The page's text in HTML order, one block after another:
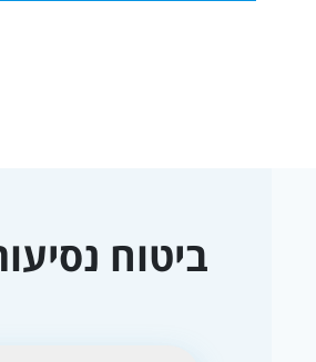
ביטוח